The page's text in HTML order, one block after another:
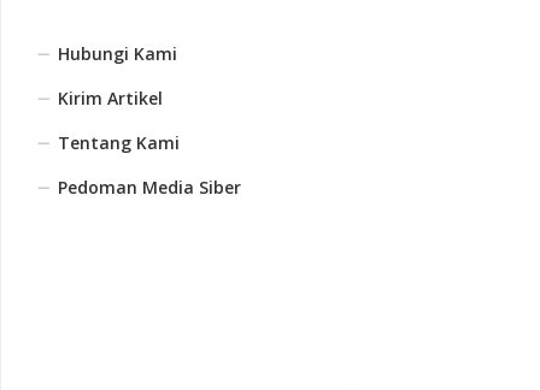
Hubungi Kami
Kirim Artikel
Tentang Kami
Pedoman Media Siber